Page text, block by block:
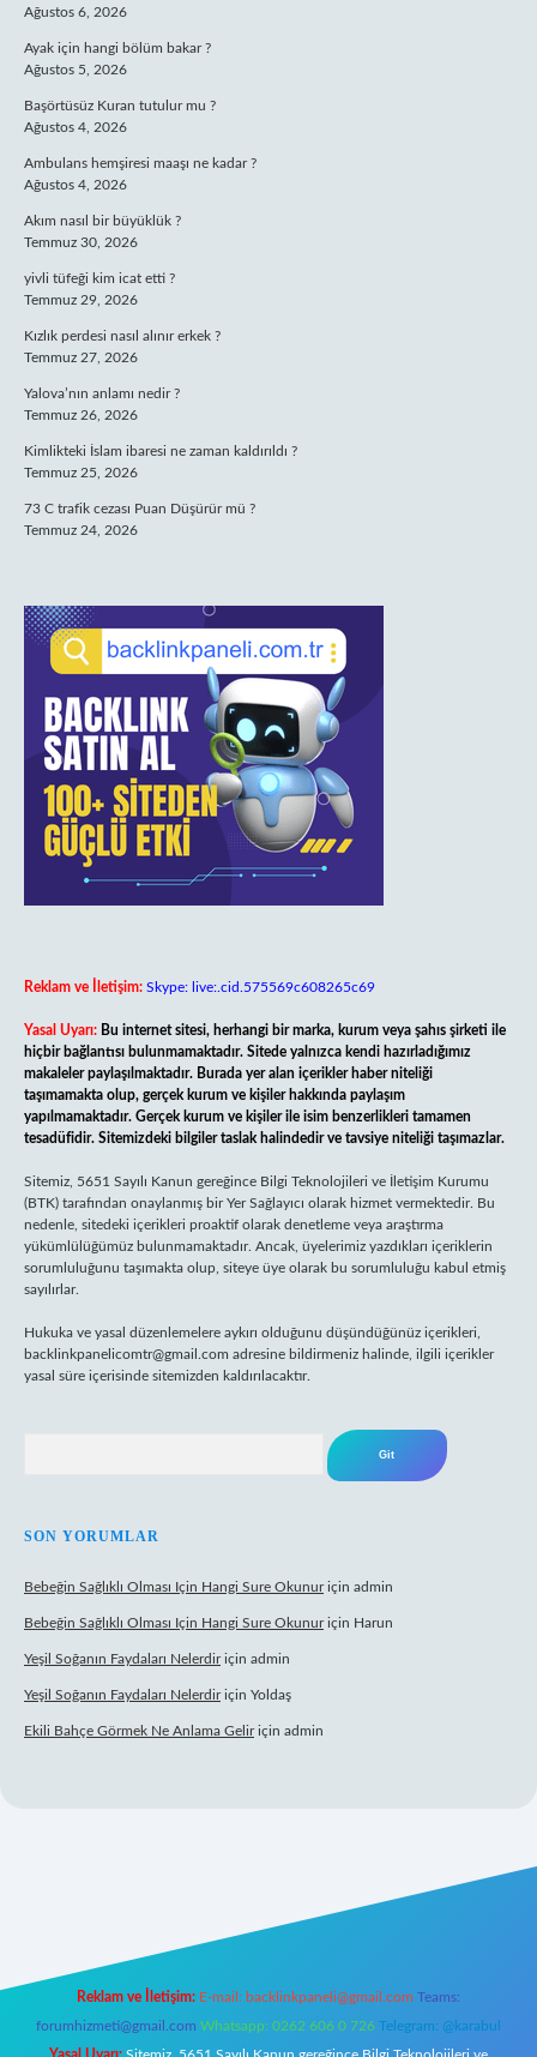
Ağustos 6, 2026
Ayak için hangi bölüm bakar ?
Ağustos 5, 2026
Başörtüsüz Kuran tutulur mu ?
Ağustos 4, 2026
Ambulans hemşiresi maaşı ne kadar ?
Ağustos 4, 2026
Akım nasıl bir büyüklük ?
Temmuz 30, 2026
yivli tüfeği kim icat etti ?
Temmuz 29, 2026
Kızlık perdesi nasıl alınır erkek ?
Temmuz 27, 2026
Yalova’nın anlamı nedir ?
Temmuz 26, 2026
Kimlikteki İslam ibaresi ne zaman kaldırıldı ?
Temmuz 25, 2026
73 C trafik cezası Puan Düşürür mü ?
Temmuz 24, 2026
Reklam ve İletişim: Skype: live:.cid.575569c608265c69
Yasal Uyarı: Bu internet sitesi, herhangi bir marka, kurum veya şahıs şirketi ile
hiçbir bağlantısı bulunmamaktadır. Sitede yalnızca kendi hazırladığımız
makaleler paylaşılmaktadır. Burada yer alan içerikler haber niteliği
taşımamakta olup, gerçek kurum ve kişiler hakkında paylaşım
yapılmamaktadır. Gerçek kurum ve kişiler ile isim benzerlikleri tamamen
tesadüfidir. Sitemizdeki bilgiler taslak halindedir ve tavsiye niteliği taşımazlar.
Sitemiz, 5651 Sayılı Kanun gereğince Bilgi Teknolojileri ve İletişim Kurumu
(BTK) tarafından onaylanmış bir Yer Sağlayıcı olarak hizmet vermektedir. Bu
nedenle, sitedeki içerikleri proaktif olarak denetleme veya araştırma
yükümlülüğümüz bulunmamaktadır. Ancak, üyelerimiz yazdıkları içeriklerin
sorumluluğunu taşımakta olup, siteye üye olarak bu sorumluluğu kabul etmiş
sayılırlar.
Hukuka ve yasal düzenlemelere aykırı olduğunu düşündüğünüz içerikleri,
backlinkpanelicomtr@gmail.com adresine bildirmeniz halinde, ilgili içerikler
yasal süre içerisinde sitemizden kaldırılacaktır.
SON YORUMLAR
Bebeğin Sağlıklı Olması Için Hangi Sure Okunuriçin admin
Bebeğin Sağlıklı Olması Için Hangi Sure Okunuriçin Harun
Yeşil Soğanın Faydaları Nelerdiriçin admin
Yeşil Soğanın Faydaları Nelerdiriçin Yoldaş
Ekili Bahçe Görmek Ne Anlama Geliriçin admin
Reklam ve İletişim: E-mail: backlinkpaneli@gmail.com Teams:
forumhizmeti@gmail.com Whatsapp: 0262 606 0 726 Telegram: @karabul